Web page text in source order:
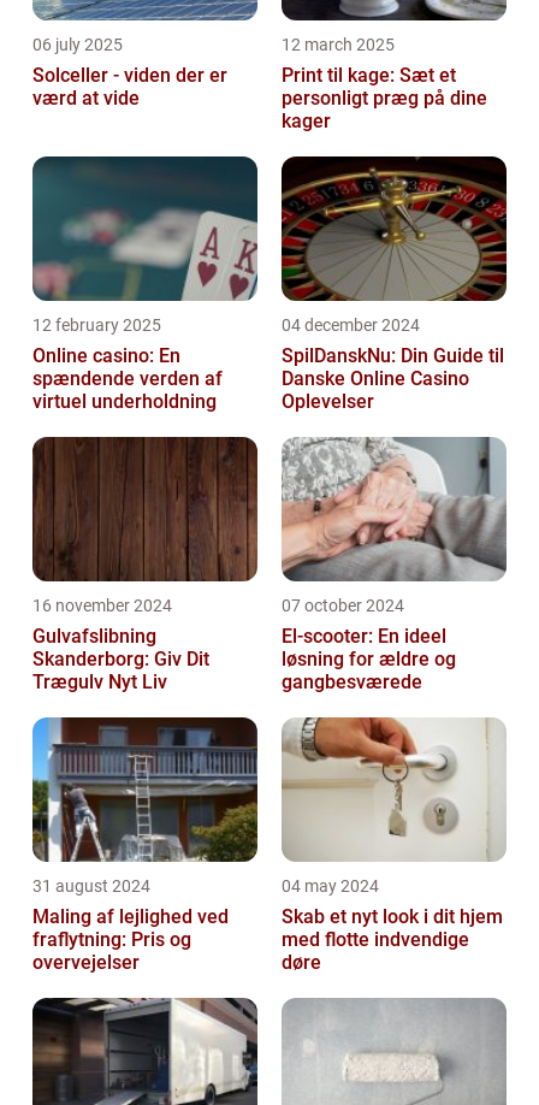
06 july 2025
Solceller - viden der er
værd at vide
12 march 2025
Print til kage: Sæt et
personligt præg på dine
kager
12 february 2025
Online casino: En
spændende verden af
virtuel underholdning
04 december 2024
SpilDanskNu: Din Guide til
Danske Online Casino
Oplevelser
16 november 2024
Gulvafslibning
Skanderborg: Giv Dit
Trægulv Nyt Liv
07 october 2024
El-scooter: En ideel
løsning for ældre og
gangbesværede
31 august 2024
Maling af lejlighed ved
fraflytning: Pris og
overvejelser
04 may 2024
Skab et nyt look i dit hjem
med flotte indvendige
døre